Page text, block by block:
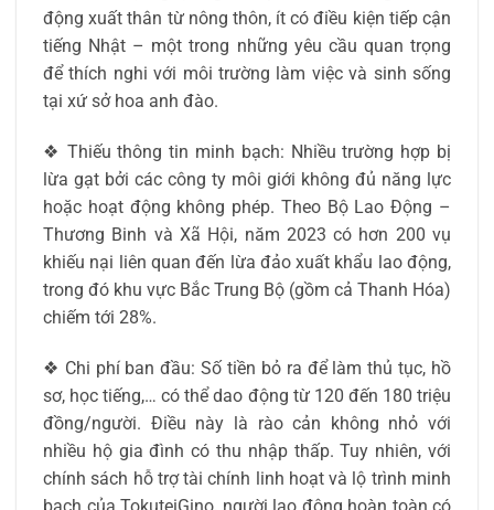
động xuất thân từ nông thôn, ít có điều kiện tiếp cận
tiếng Nhật – một trong những yêu cầu quan trọng
để thích nghi với môi trường làm việc và sinh sống
tại xứ sở hoa anh đào.
❖ Thiếu thông tin minh bạch: Nhiều trường hợp bị
lừa gạt bởi các công ty môi giới không đủ năng lực
hoặc hoạt động không phép. Theo Bộ Lao Động –
Thương Binh và Xã Hội, năm 2023 có hơn 200 vụ
khiếu nại liên quan đến lừa đảo xuất khẩu lao động,
trong đó khu vực Bắc Trung Bộ (gồm cả Thanh Hóa)
chiếm tới 28%.
❖ Chi phí ban đầu: Số tiền bỏ ra để làm thủ tục, hồ
sơ, học tiếng,… có thể dao động từ 120 đến 180 triệu
đồng/người. Điều này là rào cản không nhỏ với
nhiều hộ gia đình có thu nhập thấp. Tuy nhiên, với
chính sách hỗ trợ tài chính linh hoạt và lộ trình minh